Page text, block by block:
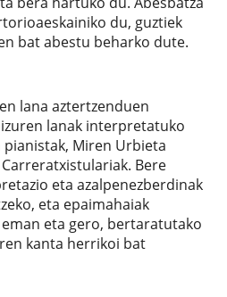
du, guztiek
bat abestu beharko dute.
lana aztertzenduen
lanak interpretatuko
Miren Urbieta
Bere
eta azalpenezberdinak
eta epaimahaiak
eta gero, bertaratutako
kanta herrikoi bat